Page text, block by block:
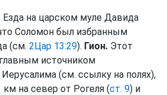
Езда на царском муле Давида
Соломон был избранным
(см. 2Цар 13:29). Гион. Этот
источником
(см. ссылку на полях),
на север от Рогеля (ст. 9) и